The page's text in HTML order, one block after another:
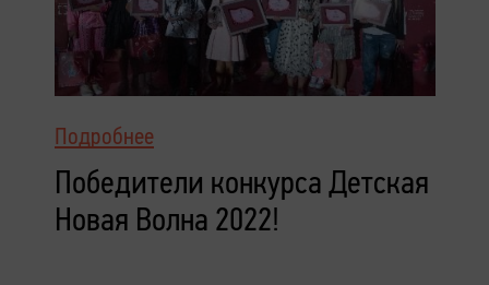
Подробнее
Победители конкурса Детская
Новая Волна 2022!